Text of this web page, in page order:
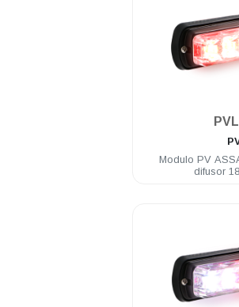
Modulo PV
difusor